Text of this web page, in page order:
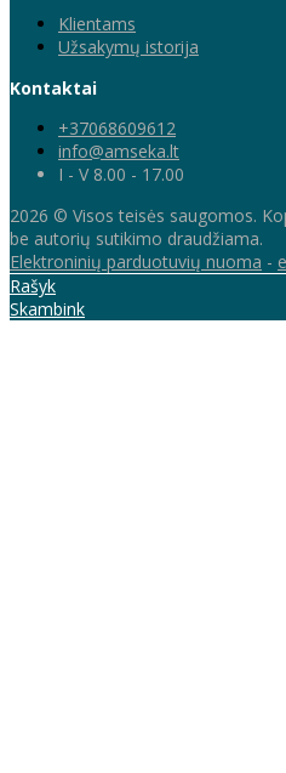
Klientams
Užsakymų istorija
Kontaktai
+37068609612
info@amseka.lt
I - V 8.00 - 17.00
2026 © Visos teisės saugomos.
be autorių sutikimo draudžiama.
Elektroninių parduotuvių nuoma -
Rašyk
Skambink